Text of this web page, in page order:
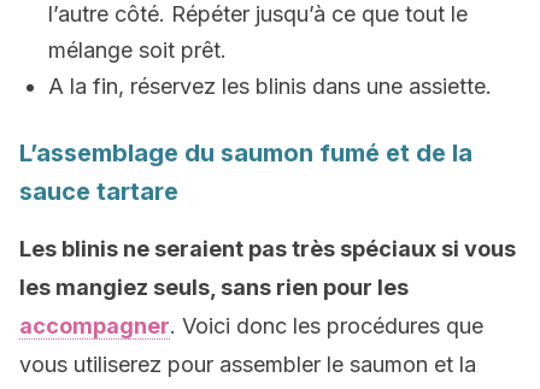
l’autre côté. Répéter jusqu’à ce que tout le
mélange soit prêt.
A la fin, réservez les blinis dans une assiette.
L’assemblage du saumon fumé et de la
sauce tartare
Les blinis ne seraient pas très spéciaux si vous
les mangiez seuls, sans rien pour les
accompagner. Voici donc les procédures que
vous utiliserez pour assembler le saumon et la